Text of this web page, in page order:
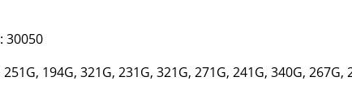
30050
194G, 321G, 231G, 321G, 271G, 241G, 340G, 267G,